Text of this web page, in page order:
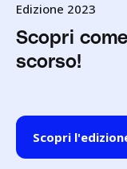
Edizione 2023
Scopri
scorso!
Scopri